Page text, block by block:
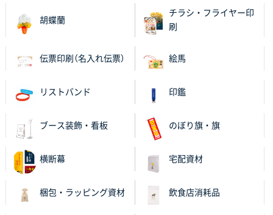
3000枚
2025年11月06日 14:21
昨年利用した時に、納期と金額面でかなり業者さんを
納期がギリギリだったにも関わらず、丁寧に対応して
頂きました。 今回も無理を言っておりますが、丁寧な
対応を頂いており助かっております。
和歌山県S社様
レギュラーのぼり（W600mm×H1800mm）
大分県Y社様
胡蝶蘭
チラシ・フライヤー印
刷
伝票印刷（名入れ伝票） 絵馬
リストバンド 印鑑
ブース装飾・看板 のぼり旗・旗
横断幕 宅配資材
梱包・ラッピング資材 飲食店消耗品